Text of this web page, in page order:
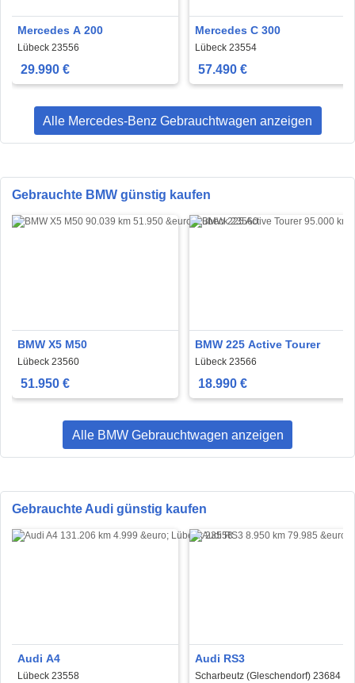
Mercedes A 200
Lübeck 23556
29.990 €
Mercedes C 300
Lübeck 23554
57.490 €
Alle Mercedes-Benz Gebrauchtwagen anzeigen
Gebrauchte BMW günstig kaufen
BMW X5 M50
Lübeck 23560
51.950 €
BMW 225 Active Tourer
Lübeck 23566
18.990 €
Alle BMW Gebrauchtwagen anzeigen
Gebrauchte Audi günstig kaufen
Audi A4
Lübeck 23558
Audi RS3
Scharbeutz (Gleschendorf) 23684